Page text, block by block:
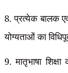
8. प्रत्येक बालक
योग्यताओं का
9. मातृभाषा शिक्षा